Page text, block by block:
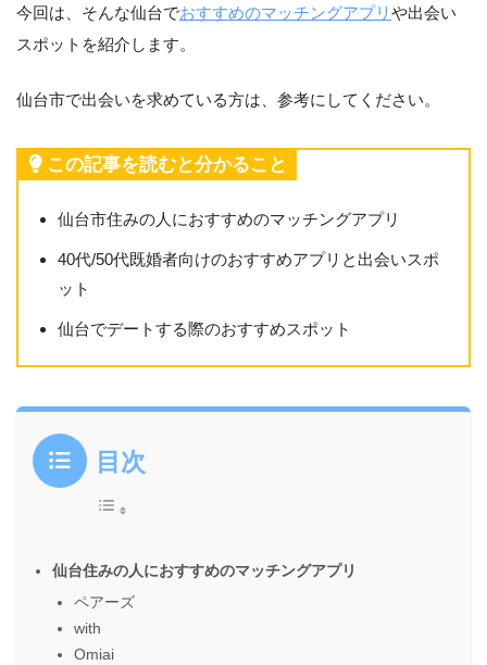
今回は、そんな仙台でおすすめのマッチングアプリ や出会い
スポットを紹介します。
仙台市で出会いを求めている方は、参考にしてください。
この記事を読むと分かること
仙台市住みの人におすすめのマッチングアプリ
40代/50代既婚者向けのおすすめアプリと出会いスポ
ット
仙台でデートする際のおすすめスポット
目次
仙台住みの人におすすめのマッチングアプリ
ペアーズ
with
Omiai